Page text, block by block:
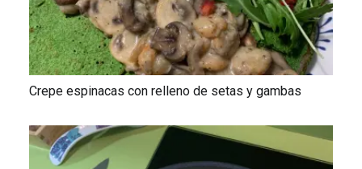
Crepe espinacas con relleno de setas y gambas